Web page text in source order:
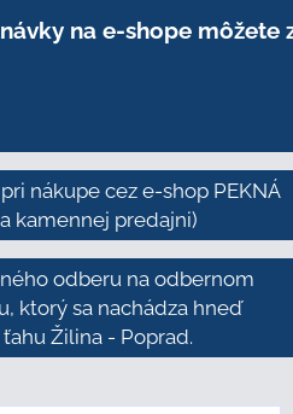
na e-shope môžete
nákupe cez e-shop PEKNÁ
kamennej predajni)
odberu na odbernom
ktorý sa nachádza hneď
Žilina - Poprad.